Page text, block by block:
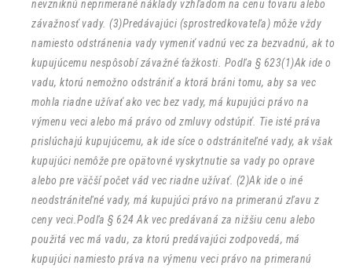
nevzniknú neprimerané náklady vzhľadom na cenu tovaru alebo
závažnosť vady. (3)Predávajúci (sprostredkovateľa) môže vždy
namiesto odstránenia vady vymeniť vadnú vec za bezvadnú, ak to
kupujúcemu nespôsobí závažné ťažkosti. Podľa § 623(1)Ak ide o
vadu, ktorú nemožno odstrániť a ktorá bráni tomu, aby sa vec
mohla riadne užívať ako vec bez vady, má kupujúci právo na
výmenu veci alebo má právo od zmluvy odstúpiť. Tie isté práva
prislúchajú kupujúcemu, ak ide síce o odstrániteľné vady, ak však
kupujúci nemôže pre opätovné vyskytnutie sa vady po oprave
alebo pre väčší počet vád vec riadne užívať. (2)Ak ide o iné
neodstrániteľné vady, má kupujúci právo na primeranú zľavu z
ceny veci.Podľa § 624 Ak vec predávaná za nižšiu cenu alebo
použitá vec má vadu, za ktorú predávajúci zodpovedá, má
kupujúci namiesto práva na výmenu veci právo na primeranú